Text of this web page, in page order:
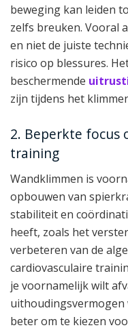
beweging kan leiden
zelfs breuken. Vooral
en niet de juiste
risico op blessures.
beschermende
zijn tijdens het
2. Beperkte focus
training
Wandklimmen is
opbouwen van
stabiliteit en
heeft, zoals het
verbeteren van de
cardiovasculaire
je voornamelijk wilt
uithoudingsvermogen
beter om te kiezen